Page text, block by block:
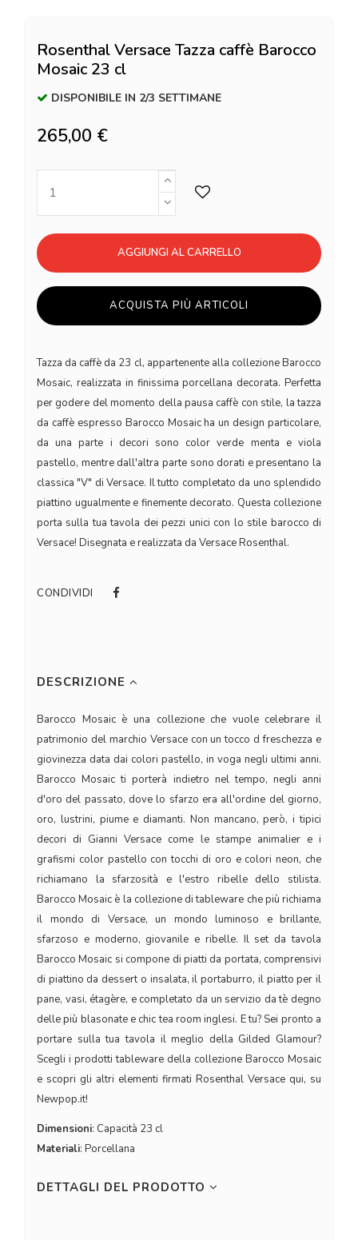
Rosenthal Versace Tazza caffè Barocco
Mosaic 23 cl
DISPONIBILE IN 2/3 SETTIMANE
265,00 €
AGGIUNGI AL CARRELLO
ACQUISTA PIÙ ARTICOLI
Tazza da caffè da 23 cl, appartenente alla collezione Barocco
Mosaic, realizzata in finissima porcellana decorata. Perfetta
per godere del momento della pausa caffè con stile, la tazza
da caffè espresso Barocco Mosaic ha un design particolare,
da una parte i decori sono color verde menta e viola
pastello, mentre dall'altra parte sono dorati e presentano la
classica "V" di Versace. Il tutto completato da uno splendido
piattino ugualmente e finemente decorato. Questa collezione
porta sulla tua tavola dei pezzi unici con lo stile barocco di
Versace! Disegnata e realizzata da Versace Rosenthal.
CONDIVIDI
DESCRIZIONE
Barocco Mosaic è una collezione che vuole celebrare il
patrimonio del marchio Versace con un tocco d freschezza e
giovinezza data dai colori pastello, in voga negli ultimi anni.
Barocco Mosaic ti porterà indietro nel tempo, negli anni
d'oro del passato, dove lo sfarzo era all'ordine del giorno,
oro, lustrini, piume e diamanti. Non mancano, però, i tipici
decori di Gianni Versace come le stampe animalier e i
grafismi color pastello con tocchi di oro e colori neon, che
richiamano la sfarzosità e l'estro ribelle dello stilista.
Barocco Mosaic è la collezione di tableware che più richiama
il mondo di Versace, un mondo luminoso e brillante,
sfarzoso e moderno, giovanile e ribelle. Il set da tavola
Barocco Mosaic si compone di piatti da portata, comprensivi
di piattino da dessert o insalata, il portaburro, il piatto per il
pane, vasi, étagère, e completato da un servizio da tè degno
delle più blasonate e chic tea room inglesi. E tu? Sei pronto a
portare sulla tua tavola il meglio della Gilded Glamour?
Scegli i prodotti tableware della collezione Barocco Mosaic
e scopri gli altri elementi firmati Rosenthal Versace qui, su
Newpop.it!
Dimensioni: Capacità 23 cl
Materiali: Porcellana
DETTAGLI DEL PRODOTTO